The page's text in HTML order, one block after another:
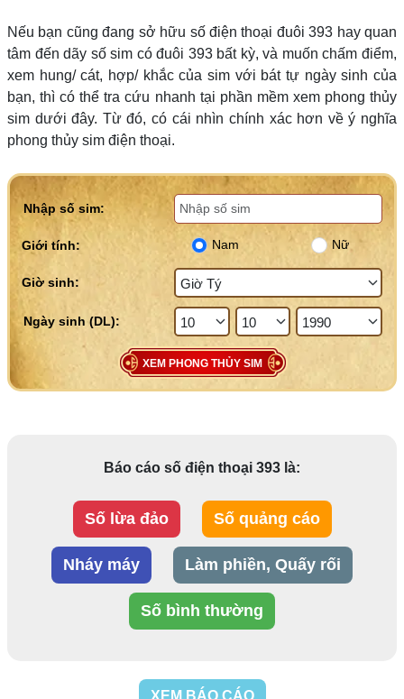
Nếu bạn cũng đang sở hữu số điện thoại đuôi 393 hay quan
tâm đến dãy số sim có đuôi 393 bất kỳ, và muốn chấm điểm,
xem hung/ cát, hợp/ khắc của sim với bát tự ngày sinh của
bạn, thì có thể tra cứu nhanh tại phần mềm xem phong thủy
sim dưới đây. Từ đó, có cái nhìn chính xác hơn về ý nghĩa
phong thủy sim điện thoại.
Nhập số sim:
Giới tính: Nam Nữ
Giờ sinh:
XEM PHONG THỦY SIM
Báo cáo số điện thoại 393 là:
Số lừa đảo Số quảng cáo
Nháy máy Làm phiền, Quấy rối
Số bình thường
XEM BÁO CÁO